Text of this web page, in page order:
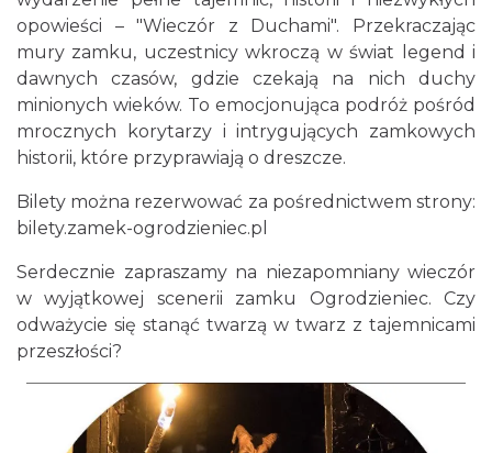
Podzamcze
0.00 km
Podzamcze
2026-09-04
0.00 km
opowieści – "Wieczór z Duchami". Przekraczając
mury zamku, uczestnicy wkroczą w świat legend i
dawnych czasów, gdzie czekają na nich duchy
minionych wieków. To emocjonująca podróż pośród
mrocznych korytarzy i intrygujących zamkowych
historii, które przyprawiają o dreszcze.
Bilety można rezerwować za pośrednictwem strony:
bilety.zamek-ogrodzieniec.pl
Serdecznie zapraszamy na niezapomniany wieczór
w wyjątkowej scenerii zamku Ogrodzieniec. Czy
odważycie się stanąć twarzą w twarz z tajemnicami
przeszłości?